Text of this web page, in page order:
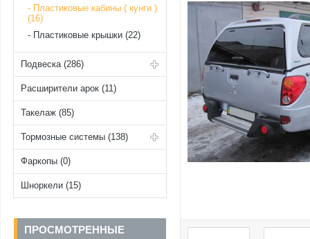
Пластиковые кабины ( кунги )
(16)
Пластиковые крышки (22)
Подвеска (286)
Расширители арок (11)
Такелаж (85)
Тормозные системы (138)
Фаркопы (0)
Шноркели (15)
ПРОСМОТРЕННЫЕ